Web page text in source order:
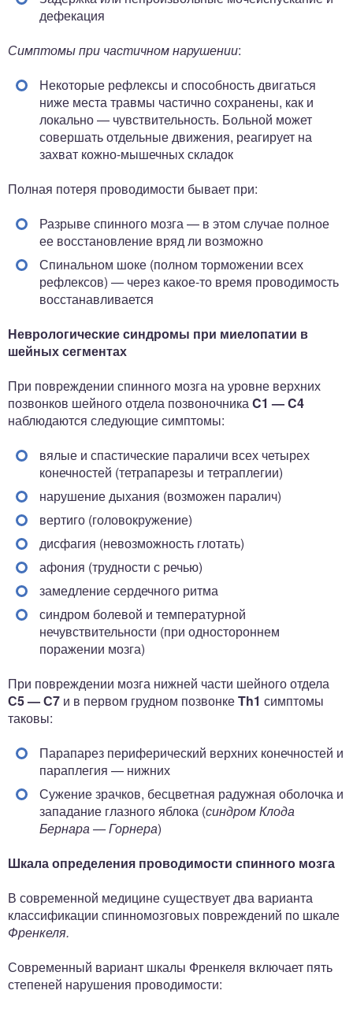
дефекация
Симптомы при частичном нарушении:
Некоторые рефлексы и способность двигаться
ниже места травмы частично сохранены, как и
локально — чувствительность. Больной может
совершать отдельные движения, реагирует на
захват кожно-мышечных складок
Полная потеря проводимости бывает при:
Разрыве спинного мозга — в этом случае полное
ее восстановление вряд ли возможно
Спинальном шоке (полном торможении всех
рефлексов) — через какое-то время проводимость
восстанавливается
Неврологические синдромы при миелопатии в
шейных сегментах
При повреждении спинного мозга на уровне верхних
позвонков шейного отдела позвоночникаC1 — C4
наблюдаются следующие симптомы:
вялые и спастические параличи всех четырех
конечностей (тетрапарезы и тетраплегии)
нарушение дыхания (возможен паралич)
вертиго (головокружение)
дисфагия (невозможность глотать)
афония (трудности с речью)
замедление сердечного ритма
синдром болевой и температурной
нечувствительности (при одностороннем
поражении мозга)
При повреждении мозга нижней части шейного отдела
С5 — С7 и в первом грудном позвонкеTh1 симптомы
таковы:
Парапарез периферический верхних конечностей и
параплегия — нижних
Сужение зрачков, бесцветная радужная оболочка и
западание глазного яблока (синдром Клода
Бернара — Горнера)
Шкала определения проводимости спинного мозга
В современной медицине существует два варианта
классификации спинномозговых повреждений по шкале
Френкеля.
Современный вариант шкалы Френкеля включает пять
степеней нарушения проводимости: